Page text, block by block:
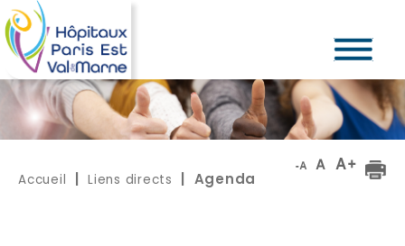
Accueil Liens directs | Agenda